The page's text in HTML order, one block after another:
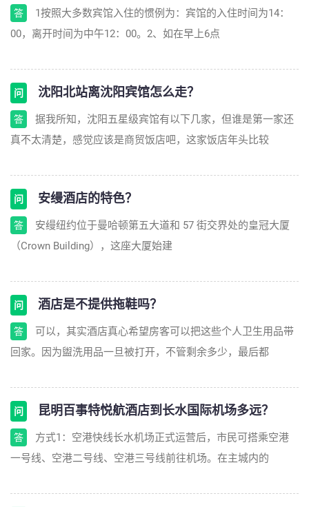
答
1按照大多数宾馆入住的惯例为：宾馆的入住时间为14：
00，离开时间为中午12：00。2、如在早上6点
问 沈阳北站离沈阳宾馆怎么走？
答
据我所知，沈阳五星级宾馆有以下几家，但谁是第一家还
真不太清楚，感觉应该是商贸饭店吧，这家饭店年头比较
问 安缦酒店的特色？
答
安缦纽约位于曼哈顿第五大道和 57 街交界处的皇冠大厦
（Crown Building），这座大厦始建
问 酒店是不提供拖鞋吗？
答
可以，其实酒店真心希望房客可以把这些个人卫生用品带
回家。因为盥洗用品一旦被打开，不管剩余多少，最后都
问 昆明百事特悦航酒店到长水国际机场多远？
答
方式1：空港快线长水机场正式运营后，市民可搭乘空港
一号线、空港二号线、空港三号线前往机场。在主城内的